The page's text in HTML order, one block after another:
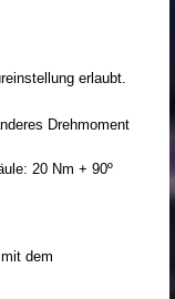
erlaubt.
Drehmoment
20 Nm + 90º
dem